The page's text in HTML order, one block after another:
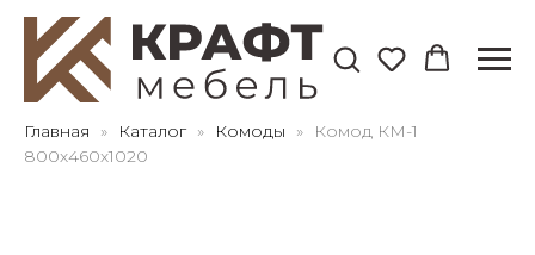
Главная Каталог Комоды
Комод КМ-1
800х460х1020